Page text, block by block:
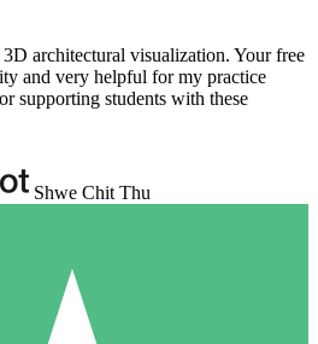
architectural visualization. Your free
and very helpful for my practice
supporting students with these
Shwe Chit Thu